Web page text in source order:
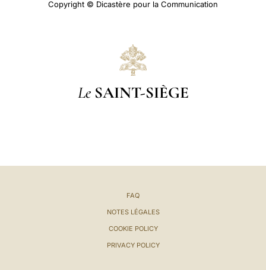
Copyright © Dicastère pour la Communication
Le SAINT-SIÈGE
FAQ
NOTES LÉGALES
COOKIE POLICY
PRIVACY POLICY